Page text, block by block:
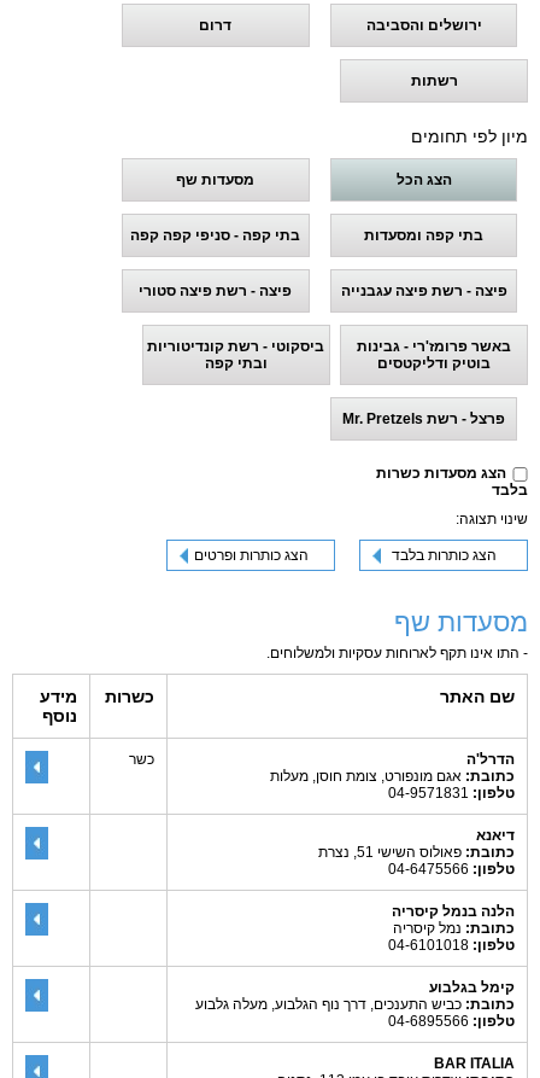
ירושלים והסביבה דרום
רשתות
מיון לפי תחומים
הצג הכל מסעדות שף
בתי קפה ומסעדות בתי קפה - סניפי קפה קפה
פיצה - רשת פיצה עגבנייה פיצה - רשת פיצה סטורי
באשר פרומז'רי - גבינות
בוטיק ודליקטסים
ביסקוטי - רשת קונדיטוריות
ובתי קפה
פרצל - רשת Mr. Pretzels
הצג מסעדות כשרות
בלבד
שינוי תצוגה:
הצג כותרות בלבד הצג כותרות ופרטים
מסעדות שף
- התו אינו תקף לארוחות עסקיות ולמשלוחים.
שם האתר כשרות
מידע
נוסף
הדרל'ה
כתובת: אגם מונפורט, צומת חוסן, מעלות
טלפון:
כשר
דיאנא
כתובת: פאולוס השישי 51, נצרת
טלפון:
הלנה בנמל קיסריה
כתובת: נמל קיסריה
טלפון:
קימל בגלבוע
כתובת: כביש התענכים, דרך נוף הגלבוע, מעלה גלבוע
טלפון:
BAR ITALIA